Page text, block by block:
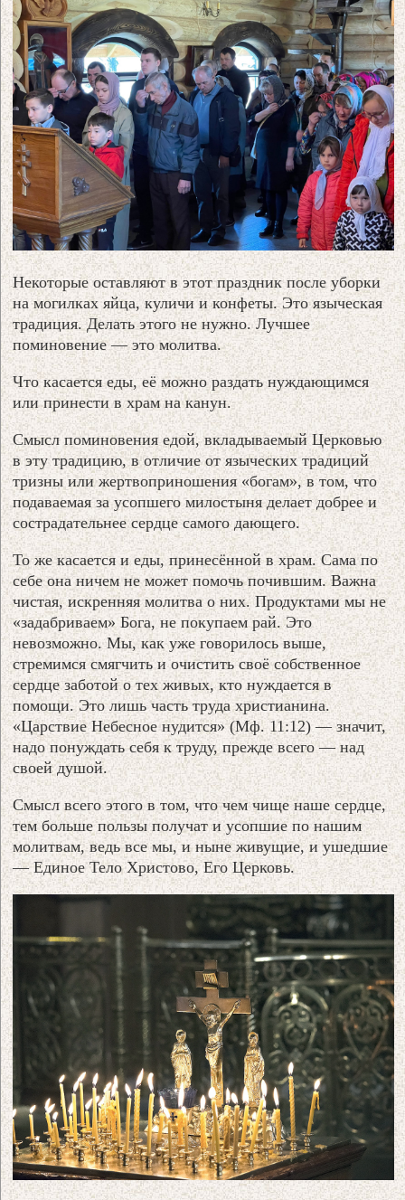
Некоторые оставляют в этот праздник после уборки
на могилках яйца, куличи и конфеты. Это языческая
традиция. Делать этого не нужно. Лучшее
поминовение — это молитва.
Что касается еды, её можно раздать нуждающимся
или принести в храм на канун.
Смысл поминовения едой, вкладываемый Церковью
в эту традицию, в отличие от языческих традиций
тризны или жертвоприношения «богам», в том, что
подаваемая за усопшего милостыня делает добрее и
сострадательнее сердце самого дающего.
То же касается и еды, принесённой в храм. Сама по
себе она ничем не может помочь почившим. Важна
чистая, искренняя молитва о них. Продуктами мы не
«задабриваем» Бога, не покупаем рай. Это
невозможно. Мы, как уже говорилось выше,
стремимся смягчить и очистить своё собственное
сердце заботой о тех живых, кто нуждается в
помощи. Это лишь часть труда христианина.
«Царствие Небесное нудится» (Мф. 11:12) — значит,
надо понуждать себя к труду, прежде всего — над
своей душой.
Смысл всего этого в том, что чем чище наше сердце,
тем больше пользы получат и усопшие по нашим
молитвам, ведь все мы, и ныне живущие, и ушедшие
— Единое Тело Христово, Его Церковь.